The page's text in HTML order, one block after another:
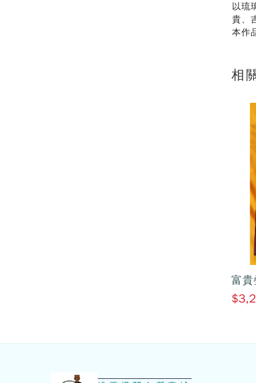
以琉
貴、
本作
相
富貴